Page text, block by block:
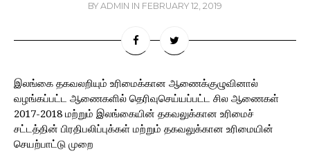
BY ADMIN IN FEBRUARY 12, 2019
இலங்கை தகவலறியும் உரிமைக்கான ஆணைக்குழுவினால்
வழங்கப்பட்ட ஆணைகளில் தெரிவுசெய்யப்பட்ட சில ஆணைகள்
2017-2018 மற்றும் இலங்கையின் தகவலுக்கான உரிமைச்
சட்டத்தின் பிரதிபலிப்புக்கள் மற்றும் தகவலுக்கான உரிமையின்
செயற்பாட்டு முறை